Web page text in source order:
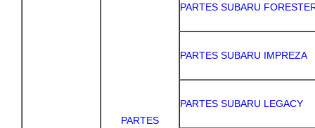
PARTES
PARTES SUBARU
PARTES SUBARU IMPREZA
PARTES SUBARU LEGACY